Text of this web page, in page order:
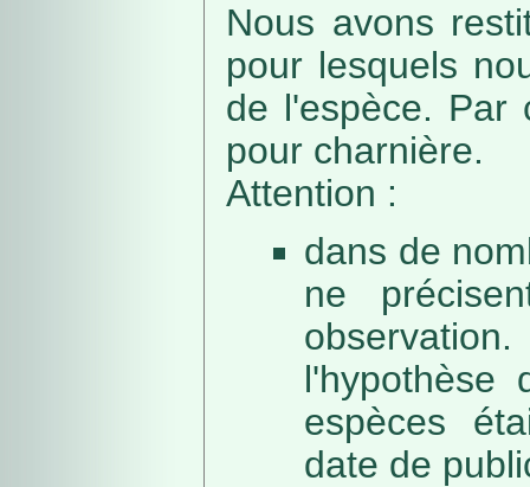
Nous avons
pour lesquels
de l'espèce. Par
pour charnière.
Attention :
dans de
ne
l'hypothèse
espèces
date de